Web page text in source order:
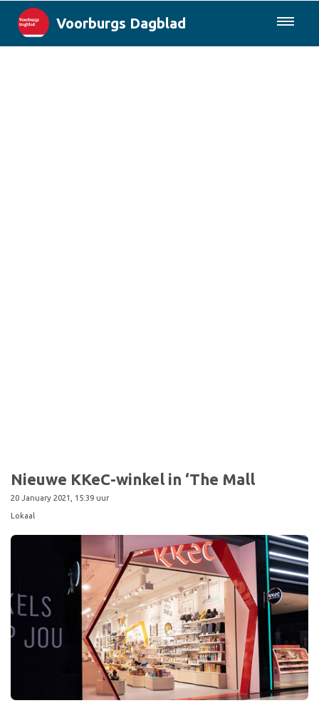
Voorburgs Dagblad
Nieuwe KKeC-winkel in ‘The Mall
20 January 2021, 15:39 uur
Lokaal